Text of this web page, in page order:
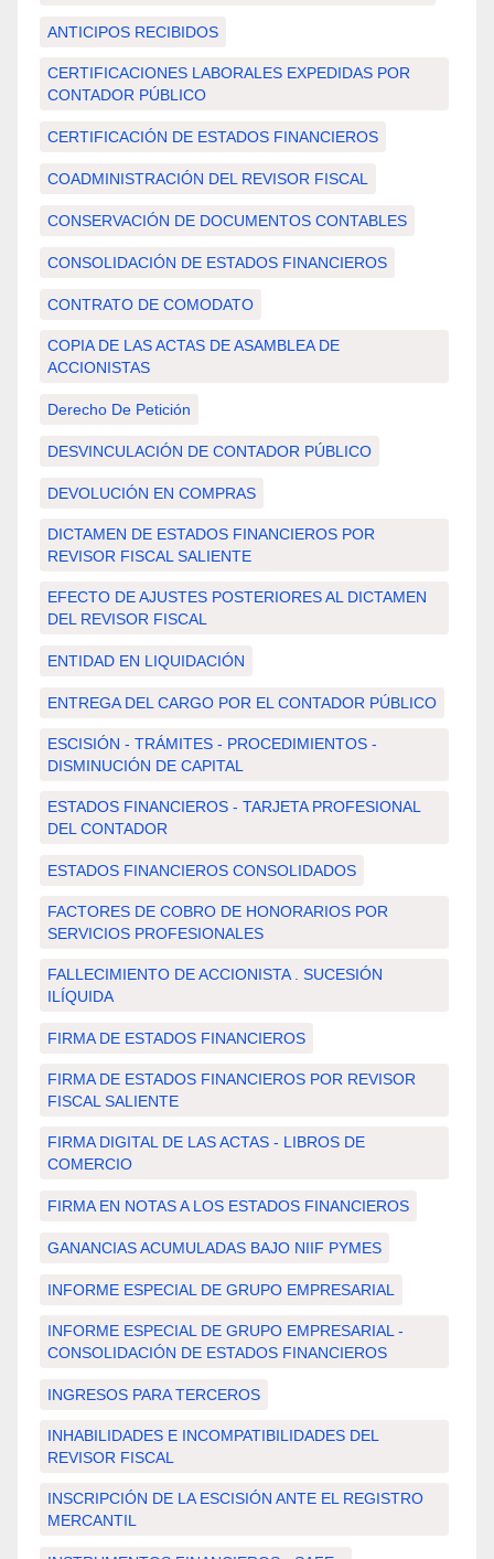
ANTICIPOS RECIBIDOS
CERTIFICACIONES LABORALES EXPEDIDAS POR
CONTADOR PÚBLICO
CERTIFICACIÓN DE ESTADOS FINANCIEROS
COADMINISTRACIÓN DEL REVISOR FISCAL
CONSERVACIÓN DE DOCUMENTOS CONTABLES
CONSOLIDACIÓN DE ESTADOS FINANCIEROS
CONTRATO DE COMODATO
COPIA DE LAS ACTAS DE ASAMBLEA DE
ACCIONISTAS
Derecho De Petición
DESVINCULACIÓN DE CONTADOR PÚBLICO
DEVOLUCIÓN EN COMPRAS
DICTAMEN DE ESTADOS FINANCIEROS POR
REVISOR FISCAL SALIENTE
EFECTO DE AJUSTES POSTERIORES AL DICTAMEN
DEL REVISOR FISCAL
ENTIDAD EN LIQUIDACIÓN
ENTREGA DEL CARGO POR EL CONTADOR PÚBLICO
ESCISIÓN - TRÁMITES - PROCEDIMIENTOS -
DISMINUCIÓN DE CAPITAL
ESTADOS FINANCIEROS - TARJETA PROFESIONAL
DEL CONTADOR
ESTADOS FINANCIEROS CONSOLIDADOS
FACTORES DE COBRO DE HONORARIOS POR
SERVICIOS PROFESIONALES
FALLECIMIENTO DE ACCIONISTA . SUCESIÓN
ILÍQUIDA
FIRMA DE ESTADOS FINANCIEROS
FIRMA DE ESTADOS FINANCIEROS POR REVISOR
FISCAL SALIENTE
FIRMA DIGITAL DE LAS ACTAS - LIBROS DE
COMERCIO
FIRMA EN NOTAS A LOS ESTADOS FINANCIEROS
GANANCIAS ACUMULADAS BAJO NIIF PYMES
INFORME ESPECIAL DE GRUPO EMPRESARIAL
INFORME ESPECIAL DE GRUPO EMPRESARIAL -
CONSOLIDACIÓN DE ESTADOS FINANCIEROS
INGRESOS PARA TERCEROS
INHABILIDADES E INCOMPATIBILIDADES DEL
REVISOR FISCAL
INSCRIPCIÓN DE LA ESCISIÓN ANTE EL REGISTRO
MERCANTIL